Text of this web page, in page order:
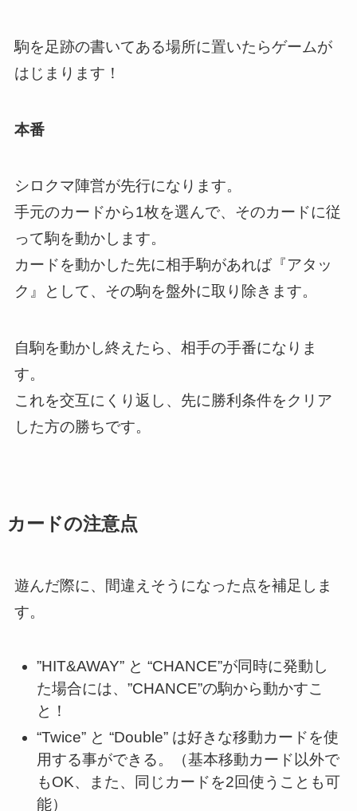
駒を足跡の書いてある場所に置いたらゲームが
はじまります！
本番
シロクマ陣営が先行になります。
手元のカードから1枚を選んで、そのカードに従
って駒を動かします。
カードを動かした先に相手駒があれば『アタッ
ク』として、その駒を盤外に取り除きます。
自駒を動かし終えたら、相手の手番になりま
す。
これを交互にくり返し、先に勝利条件をクリア
した方の勝ちです。
カードの注意点
遊んだ際に、間違えそうになった点を補足しま
す。
”HIT&AWAY” と “CHANCE”が同時に発動し
た場合には、”CHANCE”の駒から動かすこ
と！
“Twice” と “Double” は好きな移動カードを使
用する事ができる。（基本移動カード以外で
もOK、また、同じカードを2回使うことも可
能）